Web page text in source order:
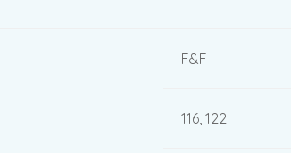
F&F
116, 122